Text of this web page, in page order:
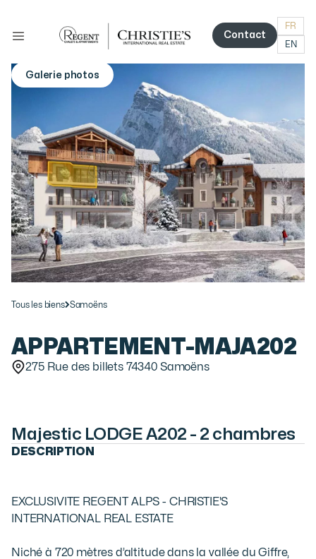
Galerie photos
More photos
Tous les biens Samoëns
APPARTEMENT- MAJA202
275 Rue des billets 74340 Samoëns
Majestic LODGE A202 - 2 chambres
DESCRIPTION
EXCLUSIVITE REGENT ALPS - CHRISTIE'S
INTERNATIONAL REAL ESTATE
Niché à 720 mètres d’altitude dans la vallée du Giffre,
FR
EN
Contact
Contact